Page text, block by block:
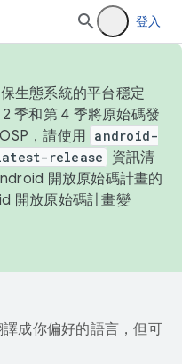
登入
生態系統的平台穩定
季和第 4 季將原始碼發
，請使用 android-
release
資訊清
開放原始碼計畫的
開放原始碼計畫變
成你偏好的語言，但可